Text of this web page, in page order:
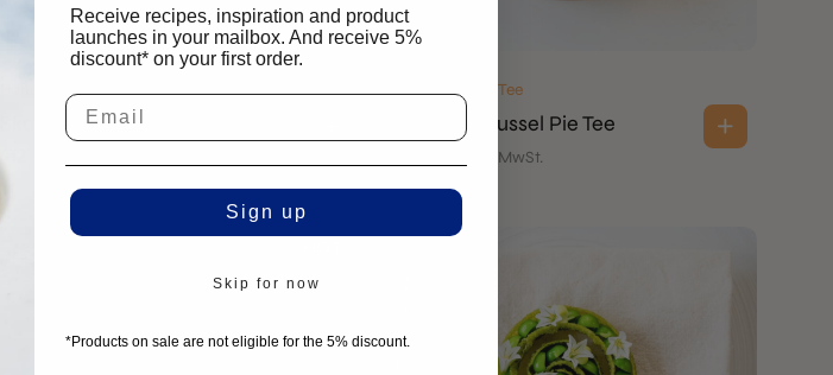
Buñuelos / Pie Tee
Skarpa Pie Tee
Buñuelos / Pie Tee
Realistic Mussel Pie Tee
ohne MwSt.
Receive recipes, inspiration and product
launches in your mailbox. And receive 5%
discount* on your first order.
Sign up
Skip for now
*Products on sale are not eligible for the 5% discount.